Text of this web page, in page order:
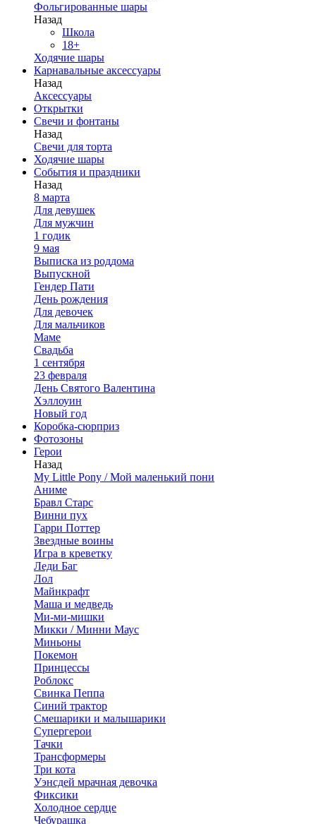
Фольгированные шары
Назад
Школа
18+
Ходячие шары
Карнавальные аксессуары
Назад
Аксессуары
Открытки
Свечи и фонтаны
Назад
Свечи для торта
Ходячие шары
События и праздники
Назад
8 марта
Для девушек
Для мужчин
1 годик
9 мая
Выписка из роддома
Выпускной
Гендер Пати
День рождения
Для девочек
Для мальчиков
Маме
Свадьба
1 сентября
23 февраля
День Святого Валентина
Хэллоуин
Новый год
Коробка-сюрприз
Фотозоны
Герои
Назад
My Little Pony / Мой маленький пони
Аниме
Бравл Старс
Винни пух
Гарри Поттер
Звездные воины
Игра в креветку
Леди Баг
Лол
Майнкрафт
Маша и медведь
Ми-ми-мишки
Микки / Минни Маус
Миньоны
Покемон
Принцессы
Роблокс
Свинка Пеппа
Синий трактор
Смешарики и малышарики
Супергерои
Тачки
Трансформеры
Три кота
Уэнсдей мрачная девочка
Фиксики
Холодное сердце
Чебурашка